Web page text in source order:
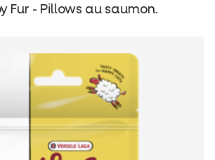
Fur - Pillows au saumon.